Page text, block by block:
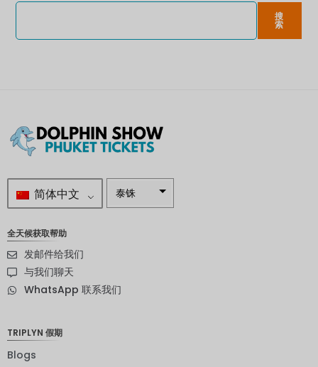
搜
索
简体中文 泰铢
挪威克朗
全天候获取帮助
发邮件给我们
与我们聊天
WhatsApp 联系我们
TRIPLYN 假期
Blogs